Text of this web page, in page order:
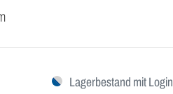
Lagerbestand mit Login